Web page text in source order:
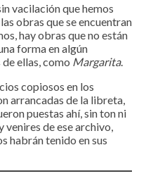
vacilación que hemos
obras que se encuentran
hay obras que no están
forma en algún
ellas, como Margarita.
copiosos en los
arrancadas de la libreta,
puestas ahí, sin ton ni
venires de ese archivo,
habrán tenido en sus